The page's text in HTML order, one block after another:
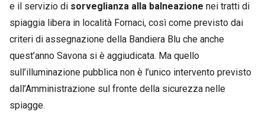
e il servizio di sorveglianza alla balneazione nei tratti di
spiaggia libera in località Fornaci, così come previsto dai
criteri di assegnazione della Bandiera Blu che anche
quest’anno Savona si è aggiudicata. Ma quello
sull’illuminazione pubblica non è l’unico intervento previsto
dall’Amministrazione sul fronte della sicurezza nelle
spiagge.